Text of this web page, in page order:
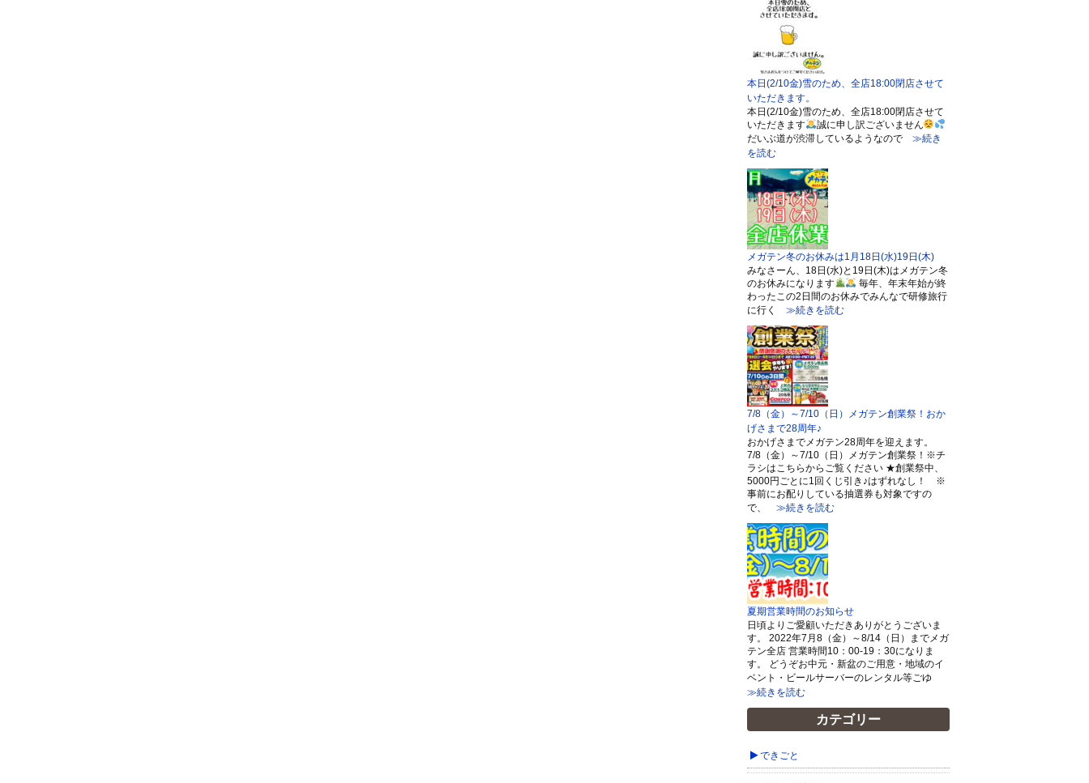
本日(2/10金)雪のため、全店18:00閉店させて
いただきます。
本日(2/10金)雪のため、全店18:00閉店させて
いただきます
誠に申し訳ございません
だいぶ道が渋滞しているようなので ≫続き
を読む
メガテン冬のお休みは1月18日(水)19日(木)
みなさーん、18日(水)と19日(木)はメガテン冬
のお休みになります
毎年、年末年始が終
わったこの2日間のお休みでみんなで研修旅行
に行く
≫続きを読む
7/8（金）～7/10（日）メガテン創業祭！おか
げさまで28周年♪
おかげさまでメガテン28周年を迎えます。
7/8（金）～7/10（日）メガテン創業祭！※チ
ラシはこちらからご覧ください ★創業祭中、
5000円ごとに1回くじ引き♪はずれなし！ ※
事前にお配りしている抽選券も対象ですの
で、
≫続きを読む
夏期営業時間のお知らせ
日頃よりご愛顧いただきありがとうございま
す。 2022年7月8（金）～8/14（日）までメガ
テン全店 営業時間10：00-19：30になりま
す。 どうぞお中元・新盆のご用意・地域のイ
ベント・ビールサーバーのレンタル等ごゆ
≫続きを読む
カテゴリー
できごと